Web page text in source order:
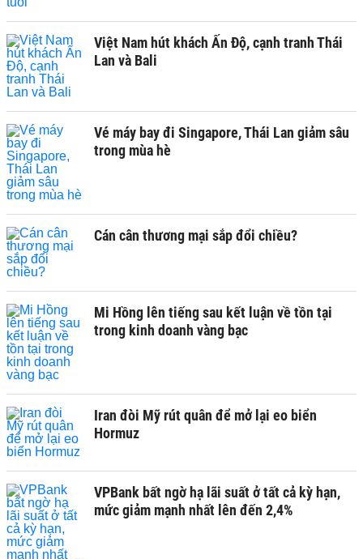
Việt Nam hút khách Ấn Độ, cạnh tranh Thái
Lan và Bali
Vé máy bay đi Singapore, Thái Lan giảm sâu
trong mùa hè
Cán cân thương mại sắp đổi chiều?
Mi Hồng lên tiếng sau kết luận về tồn tại
trong kinh doanh vàng bạc
Iran đòi Mỹ rút quân để mở lại eo biển
Hormuz
VPBank bất ngờ hạ lãi suất ở tất cả kỳ hạn,
mức giảm mạnh nhất lên đến 2,4%